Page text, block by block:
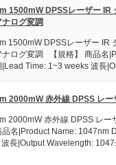
1500mW DPSSレーザー IR
ナログ変調
1500mW DPSSレーザー IR
ナログ変調 【規格】 商品名
|Lead Time: 1~3 weeks 波長
2000mW 赤外線 DPSS レー
2000mW 赤外線 DPSS レー
品名|Product Name: 1047nm
長|Output Wavelength: